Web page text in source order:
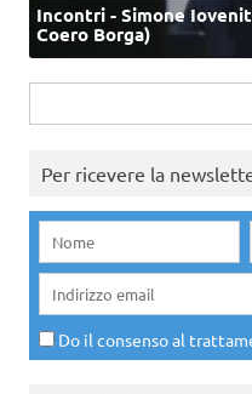
Incontri - Simone
Coero Borga)
per:
Per ricevere la
Do il consenso al